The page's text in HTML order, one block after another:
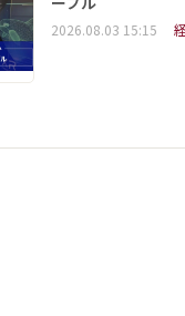
2026.08.03 15:15